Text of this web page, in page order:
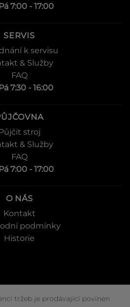
7:00 - 17:00
SERVIS
k servisu
& Služby
FAQ
7:30 - 16:00
Půjčit stroj
& Služby
FAQ
7:00 - 17:00
O NÁS
Kontakt
podmínky
Historie
tržeb je prodávající povinen